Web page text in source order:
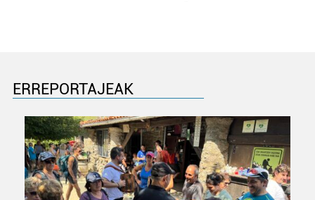
ERREPORTAJEAK